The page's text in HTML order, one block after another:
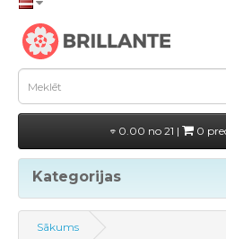
0.00 no 21 | 0
Kategorijas
Sākums